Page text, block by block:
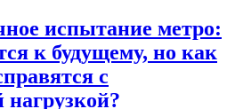
испытание метро:
к будущему, но как
с
нагрузкой?